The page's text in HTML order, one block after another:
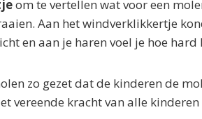
om te vertellen wat voor een
Aan het windverklikkertje
en aan je haren voel je hoe hard
zo gezet dat de kinderen de
vereende kracht van alle